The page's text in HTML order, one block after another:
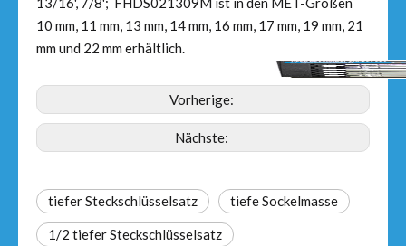
10 mm, 11 mm, 13 mm, 14 mm, 16 mm, 17 mm, 19 mm, 21
mm und 22 mm erhältlich.
Vorherige:
Nächste:
tiefer Steckschlüsselsatz tiefe Sockelmasse
1/2 tiefer Steckschlüsselsatz